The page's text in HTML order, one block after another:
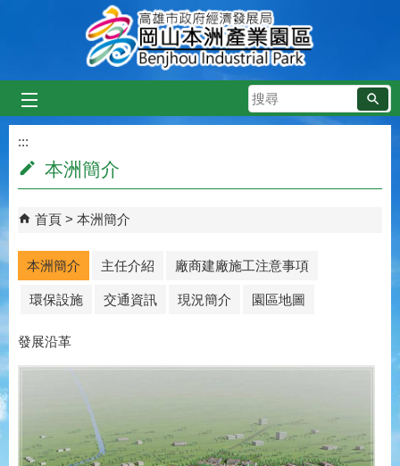
跳到主要內容區塊
搜
尋
:::
本洲簡介
首頁 本洲簡介
本洲簡介 主任介紹 廠商建廠施工注意事項
環保設施 交通資訊 現況簡介 園區地圖
發展沿革